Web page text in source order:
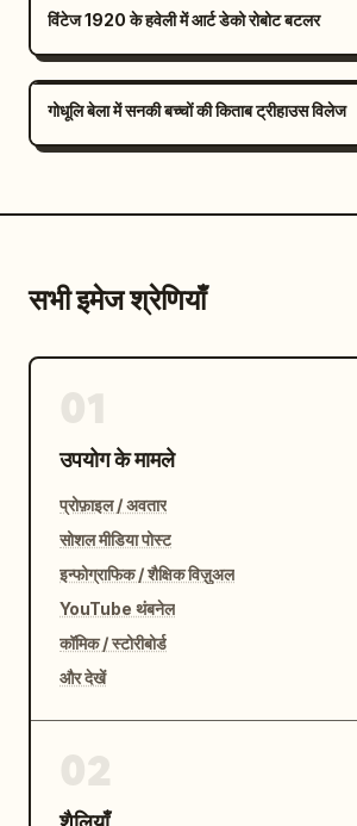
विंटेज 1920 के हवेली में आर्ट डेको रोबोट बटलर
गोधूलि बेला में सनकी बच्चों की किताब ट्रीहाउस विलेज
सभी इमेज श्रेणियाँ
उपयोग के मामले
प्रोफ़ाइल / अवतार
सोशल मीडिया पोस्ट
इन्फोग्राफिक / शैक्षिक विज़ुअल
YouTube थंबनेल
कॉमिक / स्टोरीबोर्ड
और देखें